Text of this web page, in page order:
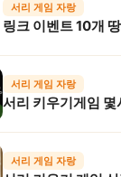
서리 게임 자랑
링크 이벤트 10개
서리 게임 자랑
서리 키우기게임 몇
서리 게임 자랑